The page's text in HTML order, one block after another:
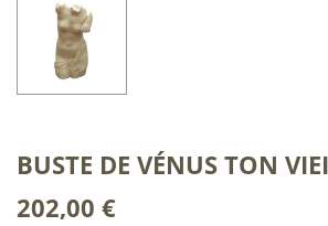
BUSTE DE VÉNUS TON
202,00 €